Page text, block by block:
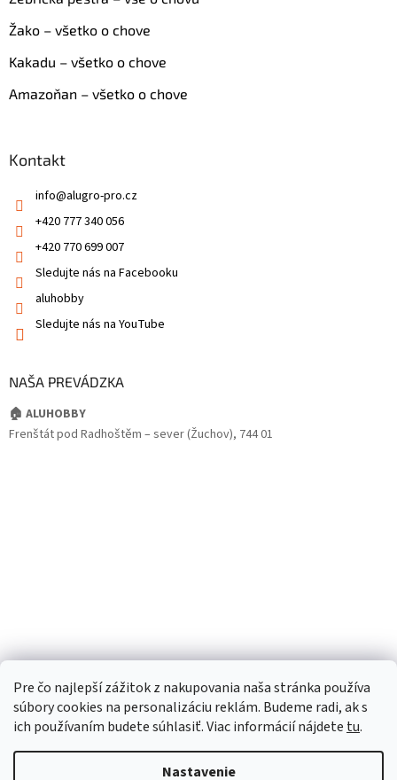
Pre čo najlepší zážitok z nakupovania naša stránka používa
súbory cookies na personalizáciu reklám. Budeme radi, ak s
ich používaním budete súhlasiť. Viac informácií nájdete tu.
Nastavenie
Žako – všetko o chove
Kakadu – všetko o chove
Amazoňan – všetko o chove
Kontakt
info@alugro-pro.cz
+420 777 340 056
+420 770 699 007
Sledujte nás na Facebooku
aluhobby
Sledujte nás na YouTube
NAŠA PREVÁDZKA
🏠 ALUHOBBY
Frenštát pod Radhoštěm – sever (Žuchov), 744 01